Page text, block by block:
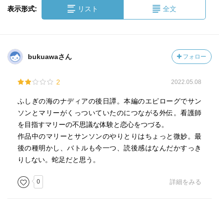
表示形式: リスト 全文
bukuawaさん フォロー
2 2022.05.08
ふしぎの海のナディアの後日譚。本編のエピローグでサン
ソンとマリーがくっついていたのにつながる外伝。看護師
を目指すマリーの不思議な体験と恋心をつづる。
作品中のマリーとサンソンのやりとりはちょっと微妙。最
後の種明かし、バトルも今一つ、読後感はなんだかすっき
りしない。蛇足だと思う。
0 詳細をみる